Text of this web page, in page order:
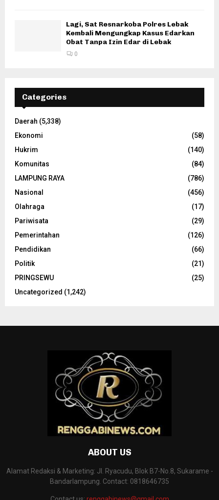
Lagi, Sat Resnarkoba Polres Lebak
Kembali Mengungkap Kasus Edarkan
Obat Tanpa Izin Edar di Lebak
0
Categories
Daerah (5,338)
Ekonomi
(58)
Hukrim
(140)
Komunitas
(84)
LAMPUNG RAYA
(786)
Nasional
(456)
Olahraga
(17)
Pariwisata
(29)
Pemerintahan
(126)
Pendidikan
(66)
Politik
(21)
PRINGSEWU
(25)
Uncategorized (1,242)
ABOUT US
Alamat Redaksi & Marketing: Jl. Ryacudu, Blok B7-No.8, Sukarame -
Bandarlampung. Contact: 0818646735